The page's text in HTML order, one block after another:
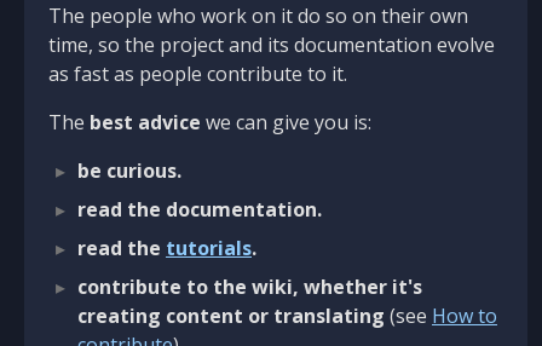
The people who work on it do so on their own
time, so the project and its documentation evolve
as fast as people contribute to it.
The best advice we can give you is:
be curious.
read the documentation.
read the tutorials.
contribute to the wiki, whether it's
creating content or translating (see How to